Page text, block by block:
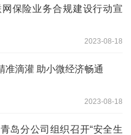
保险业务合规建设行动宣
2023-08-18
准滴灌 助小微经济畅通
2023-08-18
岛分公司组织召开“安全生